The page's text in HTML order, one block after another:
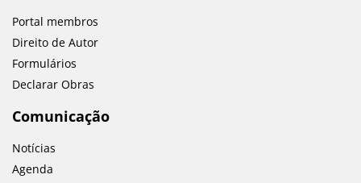
Portal membros
Direito de Autor
Formulários
Declarar Obras
Comunicação
Notícias
Agenda